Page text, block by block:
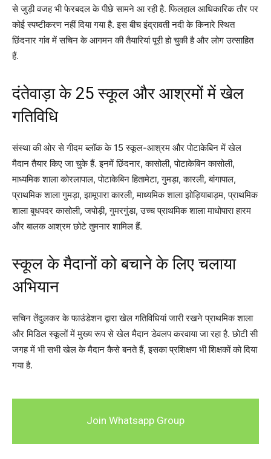
से जुड़ी वजह भी फेरबदल के पीछे सामने आ रही है. फिलहाल आधिकारिक तौर पर
कोई स्पष्टीकरण नहीं दिया गया है. इस बीच इंद्रावती नदी के किनारे स्थित
छिंदनार गांव में सचिन के आगमन की तैयारियां पूरी हो चुकी है और लोग उत्साहित
हैं.
दंतेवाड़ा के 25 स्कूल और आश्रमों में खेल
गतिविधि
संस्था की ओर से गीदम ब्लॉक के 15 स्कूल-आश्रम और पोटाकेबिन में खेल
मैदान तैयार किए जा चुके हैं. इनमें छिंदनार, कासोली, पोटाकेबिन कासोली,
माध्यमिक शाला कोरलापाल, पोटाकेबिन हितामेटा, गुमड़ा, कारली, बांगापाल,
प्राथमिक शाला गुमड़ा, झामूपारा कारली, माध्यमिक शाला झोड़ियाबाड़म, प्राथमिक
शाला बुधपदर कासोली, जपोड़ी, गुमरगुंडा, उच्च प्राथमिक शाला माधोपारा हारम
और बालक आश्रम छोटे तुमनार शामिल हैं.
स्कूल के मैदानों को बचाने के लिए चलाया
अभियान
सचिन तेंदुलकर के फाउंडेशन द्वारा खेल गतिविधियां जारी रखने प्राथमिक शाला
और मिडिल स्कूलों में मुख्य रूप से खेल मैदान डेवलप करवाया जा रहा है. छोटी सी
जगह में भी सभी खेल के मैदान कैसे बनते हैं, इसका प्रशिक्षण भी शिक्षकों को दिया
गया है.
Join Whatsapp Group